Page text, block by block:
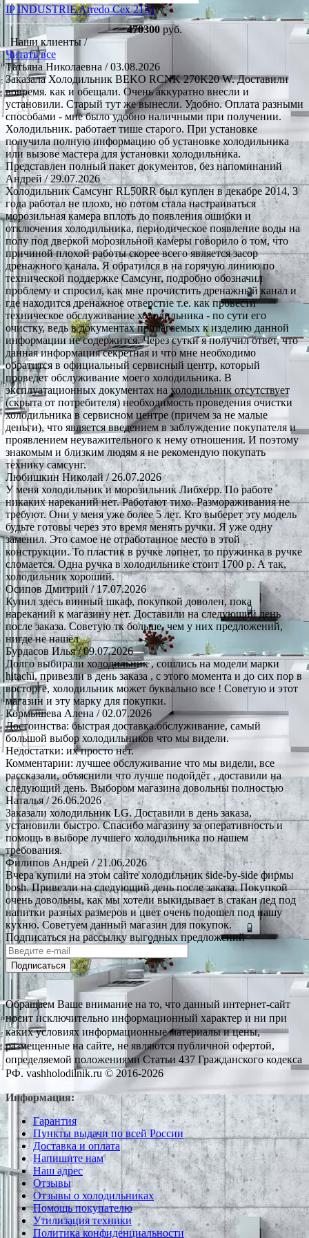
IP INDUSTRIE Arredo Cex 2151
470300 руб.
Наши клиенты /
Читать все
Татьяна Николаевна / 03.08.2026
Заказала Холодильник BEKO RCNK 270K20 W. Доставили
вовремя. как и обещали. Очень аккуратно внесли и
установили. Старый тут же вынесли. Удобно. Оплата разными
способами - мне было удобно наличными при получении.
Холодильник. работает тише старого. При установке
получила полную информацию об установке холодильника
или вызове мастера для установки холодильника.
Представлен полный пакет документов, без напоминаний
Андрей/ 29.07.2026
Холодильник Самсунг RL50RR был куплен в декабре 2014, 3
года работал не плохо, но потом стала настраиваться
морозильная камера вплоть до появления ошибки и
отключения холодильника, периодическое появление воды на
полу под дверкой морозильной камеры говорило о том, что
причиной плохой работы скорее всего является засор
дренажного канала. Я обратился в на горячую линию по
технической поддержке Самсунг, подробно обозначил
проблему и спросил, как мне прочистить дренажный канал и
где находится дренажное отверстие т.е. как провести
техническое обслуживание холодильника - по сути его
очистку, ведь в документах прилагаемых к изделию данной
информации не содержится. Через сутки я получил ответ, что
данная информация секретная и что мне необходимо
обратится в официальный сервисный центр, который
проведет обслуживание моего холодильника. В
эксплуатационных документах на холодильник отсутствует
(скрыта от потребителя) необходимость проведения очистки
холодильника в сервисном центре (причем за не малые
деньги), что является введением в заблуждение покупателя и
проявлением неуважительного к нему отношения. И поэтому
знакомым и близким людям я не рекомендую покупать
технику самсунг.
Любишкин Николай/ 26.07.2026
У меня холодильник и морозильник Либхерр. По работе
никаких нареканий нет. Работают тихо. Размораживания не
требуют. Они у меня уже более 5 лет. Кто выберет эту модель
будьте готовы через это время менять ручки. Я уже одну
заменил. Это самое не отработанное место в этой
конструкции. То пластик в ручке лопнет, то пружинка в ручке
сломается. Одна ручка в холодильнике стоит 1700 р. А так,
холодильник хороший.
Осипов Дмитрий/ 17.07.2026
Купил здесь винный шкаф, покупкой доволен, пока
нареканий к магазину нет. Доставили на следующий день
после заказа. Советую тк больше, чем у них предложений,
нигде не нашёл
Бурдасов Илья/ 09.07.2026
Долго выбирали холодильник , сошлись на модели марки
hitachi, привезли в день заказа , с этого момента и до сих пор в
восторге, холодильник может буквально все ! Советую и этот
магазин и эту марку для покупки.
Кормышева Алена / 02.07.2026
Достоинства: быстрая доставка.обслуживание, самый
большой выбор холодильников что мы видели.
Недостатки: их просто нет.
Комментарии: лучшее обслуживание что мы видели, все
рассказали, объяснили что лучше подойдёт , доставили на
следующий день. Выбором магазина довольны полностью
Наталья/ 26.06.2026
Заказали холодильник LG. Доставили в день заказа,
установили быстро. Спасибо магазину за оперативность и
помощь в выборе лучшего холодильника по нашем
требования.
Филипов Андрей/ 21.06.2026
Вчера купили на этом сайте холодильник side-by-side фирмы
bosh. Привезли на следующий день после заказа. Покупкой
очень довольны, как мы хотели выкидывает в стакан лед под
напитки разных размеров и цвет очень подошел под нашу
кухню. Советуем данный магазин для покупок.
Подписаться на рассылку выгодных предложений
Подписаться
Обращаем Ваше внимание на то, что данный интернет-сайт
носит исключительно информационный характер и ни при
каких условиях информационные материалы и цены,
размещенные на сайте, не являются публичной офертой,
определяемой положениями Статьи 437 Гражданского кодекса
РФ. vashholodilnik.ru © 2016-2026
Информация:
Гарантия
Пункты выдачи по всей России
Доставка и оплата
Напишите нам
Наш адрес
Отзывы
Отзывы о холодильниках
Помощь покупателю
Утилизация техники
Политика конфиденциальности